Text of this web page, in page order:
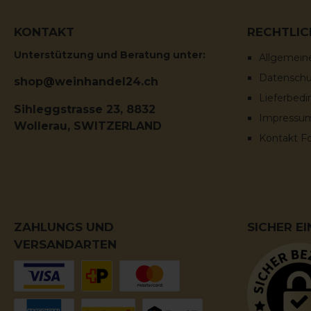
roten Früchten wie Kirschen und Pflaumen
Hauch von Vanille und Schokolade begleitet
werden. Am Gaumen zeigt sich der Wein
vollmundig, mit weichen Tanninen und einer
ausgewogenen Säure, die ihm eine wunderbare
Frische verleiht. Der Abgang ist langanhaltend und
harmonisch.Dieser Negresco passt hervorragend zu
gegrilltem Fleisch, Wildgerichten, Pasta mit
Rotweins aus der Lugana-Region.-----Le Cà Maiol
Negresco Vino Rosso 2017 est un vin rouge élégant
et complexe, issu de la magnifique région du
Lugana, au sud du lac de Garde, en Italie. Produit
par le prestigieux domaine Cà Maiol, ce vin est un
assemblage de Groppello, Marzemino, Sangiovese
et Barbera, ce qui lui confère une structure riche et
KONTAKT
Unterstützung und Beratung unter:
shop@weinhandel24.ch
Sihleggstrasse 23, 8832
Wollerau, SWITZERLAND
Kontakt
ZAHLUNGS UND
VERSANDARTEN
SICHER